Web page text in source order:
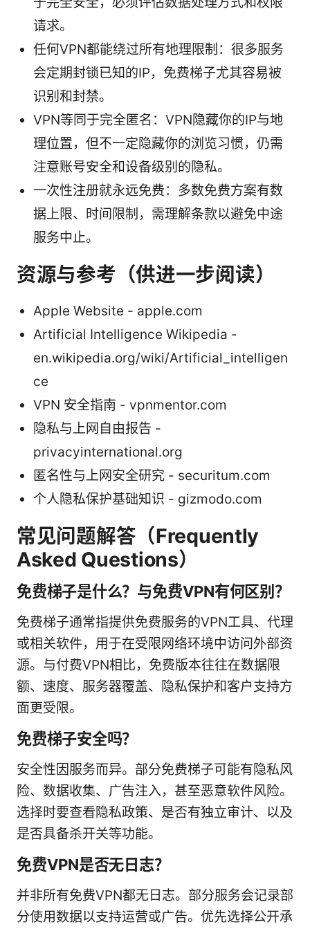
请求。
任何VPN都能绕过所有地理限制：很多服务
会定期封锁已知的IP，免费梯子尤其容易被
识别和封禁。
VPN等同于完全匿名：VPN隐藏你的IP与地
理位置，但不一定隐藏你的浏览习惯，仍需
注意账号安全和设备级别的隐私。
一次性注册就永远免费：多数免费方案有数
据上限、时间限制，需理解条款以避免中途
服务中止。
资源与参考（供进一步阅读）
Apple Website - apple.com
Artificial Intelligence Wikipedia -
en.wikipedia.org/wiki/Artificial_intelligen
ce
VPN 安全指南 - vpnmentor.com
隐私与上网自由报告 -
privacyinternational.org
匿名性与上网安全研究 - securitum.com
个人隐私保护基础知识 - gizmodo.com
常见问题解答（Frequently
Asked Questions）
免费梯子是什么？与免费VPN有何区别？
免费梯子通常指提供免费服务的VPN工具、代理
或相关软件，用于在受限网络环境中访问外部资
源。与付费VPN相比，免费版本往往在数据限
额、速度、服务器覆盖、隐私保护和客户支持方
面更受限。
免费梯子安全吗？
安全性因服务而异。部分免费梯子可能有隐私风
险、数据收集、广告注入，甚至恶意软件风险。
选择时要查看隐私政策、是否有独立审计、以及
是否具备杀开关等功能。
免费VPN是否无日志？
并非所有免费VPN都无日志。部分服务会记录部
分使用数据以支持运营或广告。优先选择公开承